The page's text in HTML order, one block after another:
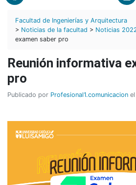
Facultad de Ingenierías y Arquitectura
> Noticias de la facultad > Noticias
examen saber pro
Reunión informativa
pro
Publicado por Profesional1.comunicacion